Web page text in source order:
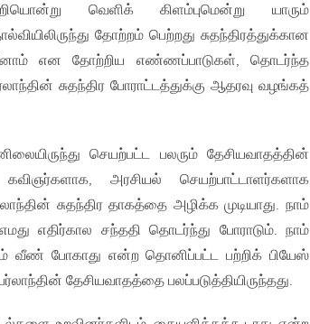
வெளிக் கிளம்புமென்று யாரும்
தோற்றம் பெற்றது சுதந்திரத்துக்கான
என தோற்றிய எண்ணப்பாடுகள், தொடர்ந்த
சுதந்திர போராட்டத்துக்கு ஆதரவு வழங்கத்
செயற்பட்ட பலரும் தேசியவாதத்தின்
அரசியல் செயற்பாட்டாளர்களாக
சுதந்திர தாகத்தை அழிக்க முடியாது. நாம்
எதிர்கால சந்ததி தொடர்ந்து போராடும். நாம்
வீண் போகாது என்ற தொனிப்பட்ட பற்றிக் பியேஸ்
தேசியவாதத்தை பலப்படுத்தியிருந்தது.